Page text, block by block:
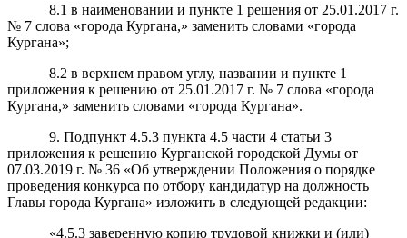
8.1 в наименовании и пункте 1 решения от 25.01.2017 г.
№ 7 слова «города Кургана,» заменить словами «города
Кургана»;
8.2 в верхнем правом углу, названии и пункте 1
приложения к решению от 25.01.2017 г. № 7 слова «города
Кургана,» заменить словами «города Кургана».
9. Подпункт 4.5.3 пункта 4.5 части 4 статьи 3
приложения к решению Курганской городской Думы от
07.03.2019 г. № 36 «Об утверждении Положения о порядке
проведения конкурса по отбору кандидатур на должность
Главы города Кургана» изложить в следующей редакции:
«4.5.3 заверенную копию трудовой книжки и (или)